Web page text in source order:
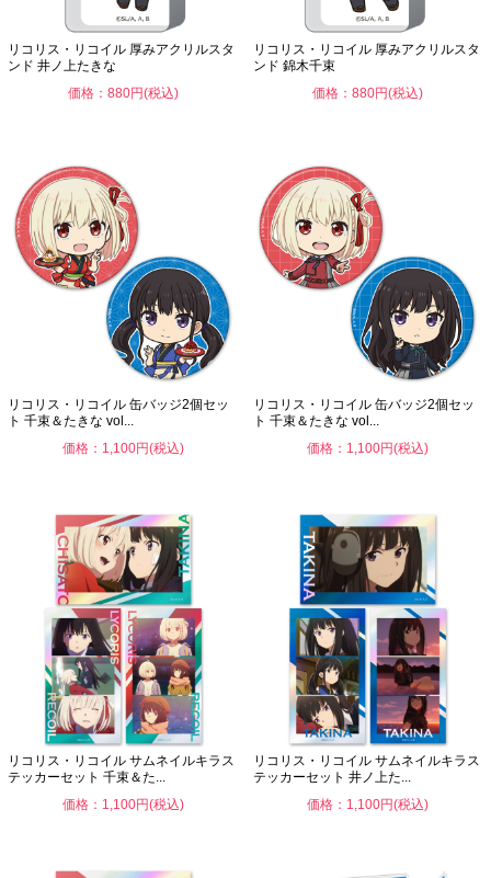
リコリス・リコイル 厚みアクリルスタ
ンド 井ノ上たきな
価格：880円(税込)
リコリス・リコイル 厚みアクリルスタ
ンド 錦木千束
価格：880円(税込)
リコリス・リコイル 缶バッジ2個セッ
ト 千束＆たきな vol...
価格：1,100円(税込)
リコリス・リコイル 缶バッジ2個セッ
ト 千束＆たきな vol...
価格：1,100円(税込)
リコリス・リコイル サムネイルキラス
テッカーセット 千束＆た...
価格：1,100円(税込)
リコリス・リコイル サムネイルキラス
テッカーセット 井ノ上た...
価格：1,100円(税込)